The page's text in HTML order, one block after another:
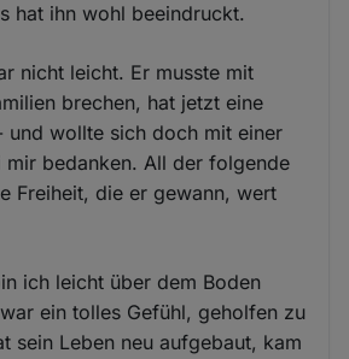
hat ihn wohl beeindruckt.
nicht leicht. Er musste mit
brechen, hat jetzt eine
und wollte sich doch mit einer
mir bedanken. All der folgende
Freiheit, die er gewann, wert
ich leicht über dem Boden
ein tolles Gefühl, geholfen zu
sein Leben neu aufgebaut, kam